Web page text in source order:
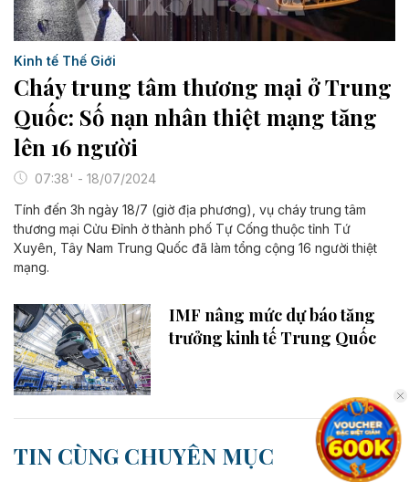
Kinh tế Thế Giới
Cháy trung tâm thương mại ở Trung
Quốc: Số nạn nhân thiệt mạng tăng
lên 16 người
07:38' - 18/07/2024
Tính đến 3h ngày 18/7 (giờ địa phương), vụ cháy trung tâm
thương mại Cửu Đỉnh ở thành phố Tự Cống thuộc tỉnh Tứ
Xuyên, Tây Nam Trung Quốc đã làm tổng cộng 16 người thiệt
mạng.
IMF nâng mức dự báo tăng
trưởng kinh tế Trung Quốc
TIN CÙNG CHUYÊN MỤC